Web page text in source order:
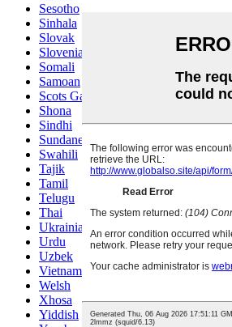
Sesotho
Sinhala
Slovak
Slovenian
Somali
Samoan
Scots Gaelic
Shona
Sindhi
Sundanese
Swahili
Tajik
Tamil
Telugu
Thai
Ukrainian
Urdu
Uzbek
Vietnamese
Welsh
Xhosa
Yiddish